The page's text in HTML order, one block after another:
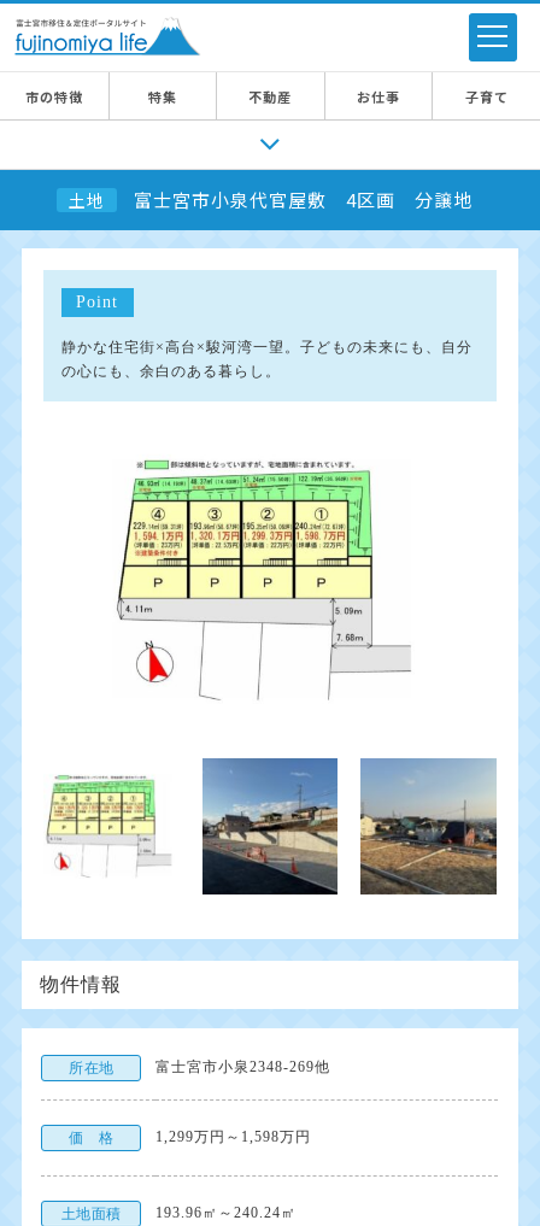
市の特徴 特集 不動産 お仕事 子育て
土地 富士宮市小泉代官屋敷 4区画 分譲地
Point
静かな住宅街×高台×駿河湾一望。子どもの未来にも、自分
の心にも、余白のある暮らし。
物件情報
所在地 富士宮市小泉2348-269他
価 格 1,299万円～1,598万円
土地面積 193.96㎡～240.24㎡